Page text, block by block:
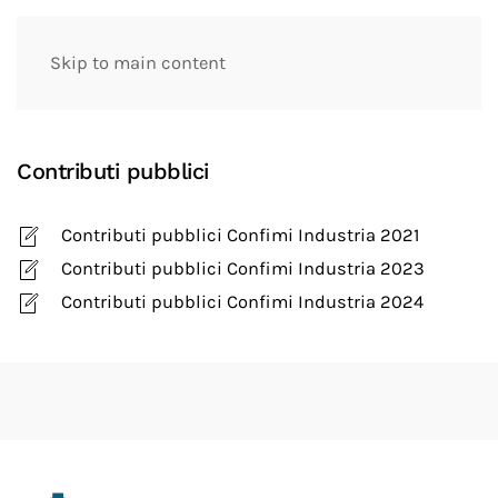
Skip to main content
Contributi pubblici
Contributi pubblici Confimi Industria 2021
Contributi pubblici Confimi Industria 2023
Contributi pubblici Confimi Industria 2024